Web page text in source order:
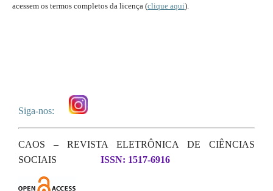
acessem os termos completos da licença (clique aqui).
Siga-nos:
CAOS – REVISTA ELETRÔNICA DE CIÊNCIAS
SOCIAIS
ISSN: 1517-6916